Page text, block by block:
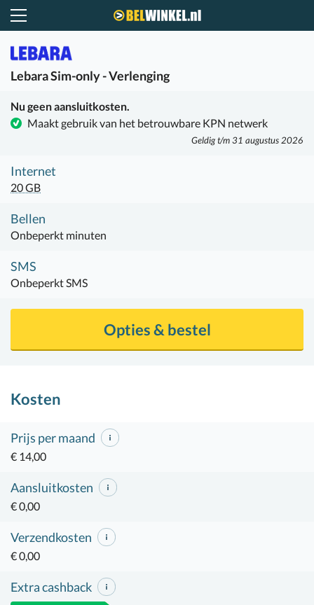
LebaraSim-only - Verlenging
Nu geen aansluitkosten.
Maakt gebruik van het betrouwbare KPN netwerk
Geldig t/m 31 augustus 2026
Internet
20 GB
Bellen
Onbeperkt minuten
SMS
Onbeperkt SMS
Opties & bestel
Kosten
Prijs per maand
€ 14,00
Aansluitkosten
€ 0,00
Verzendkosten
€ 0,00
Extra cashback